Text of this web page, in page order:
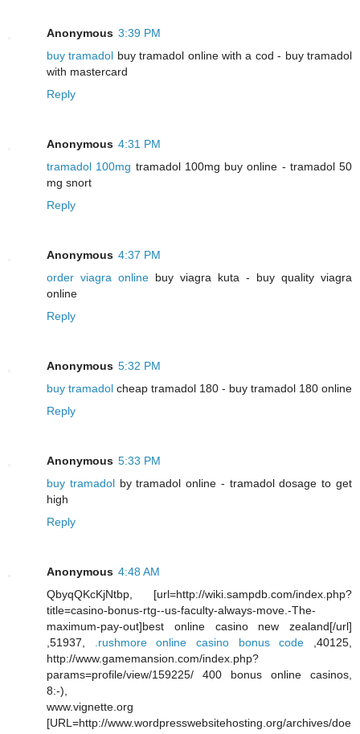
Anonymous 3:39 PM
buy tramadol buy tramadol online with a cod - buy tramadol
with mastercard
Reply
Anonymous 4:31 PM
tramadol 100mg tramadol 100mg buy online - tramadol 50
mg snort
Reply
Anonymous 4:37 PM
order viagra online buy viagra kuta - buy quality viagra
online
Reply
Anonymous 5:32 PM
buy tramadol cheap tramadol 180 - buy tramadol 180 online
Reply
Anonymous 5:33 PM
buy tramadolby tramadol online - tramadol dosage to get
high
Reply
Anonymous 4:48 AM
QbyqQKcKjNtbp, [url=http://wiki.sampdb.com/index.php?
title=casino-bonus-rtg--us-faculty-always-move.-The-
maximum-pay-out]best online casino new zealand[/url]
,51937,
.rushmore online casino bonus code ,40125,
http://www.gamemansion.com/index.php?
params=profile/view/159225/ 400 bonus online casinos,
8:-),
www.vignette.org
[URL=http://www.wordpresswebsitehosting.org/archives/doe